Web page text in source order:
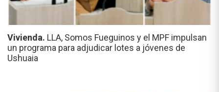
Vivienda. LLA, Somos Fueguinos y el MPF impulsan
un programa para adjudicar lotes a jóvenes de
Ushuaia